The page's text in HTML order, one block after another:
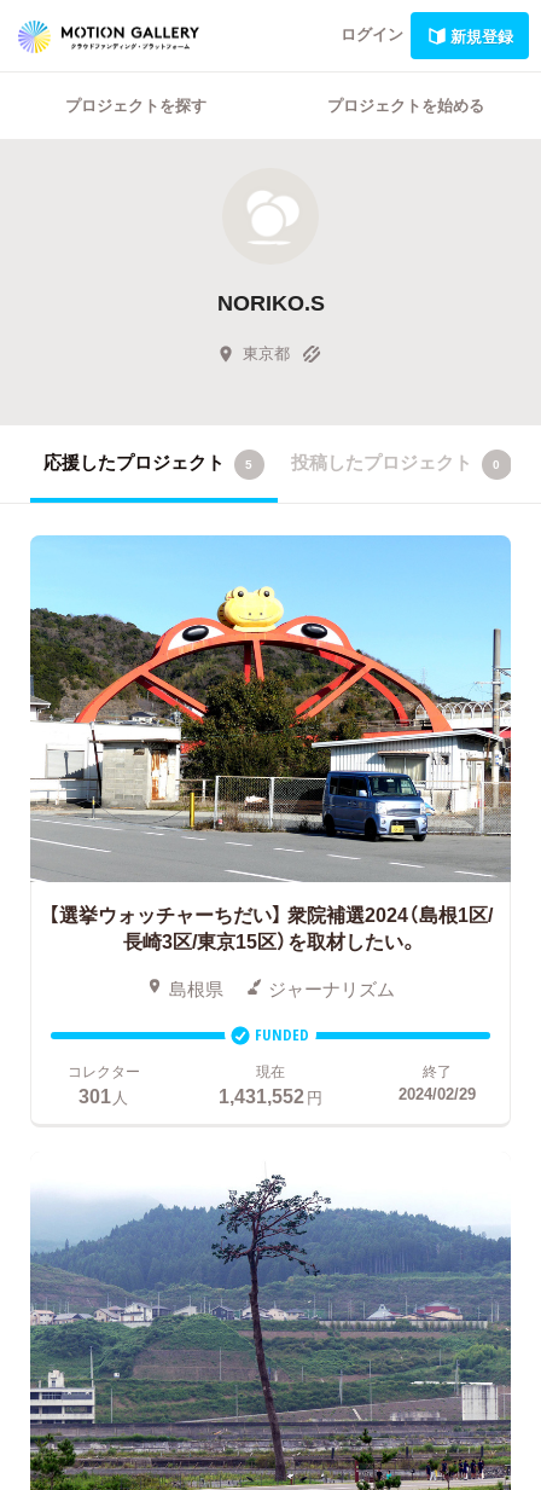
ログイン 新規登録
プロジェクトを探す プロジェクトを始める
NORIKO.S
東京都
応援したプロジェクト 5 投稿したプロジェクト 0
【選挙ウォッチャーちだい】 衆院補選2024（島根1区/
長崎3区/東京15区）を取材したい。
島根県 ジャーナリズム
FUNDED
コレクター
301 人
現在
1,431,552円
終了
2024/02/29